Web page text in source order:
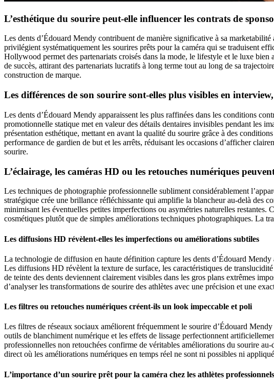
L’esthétique du sourire peut-elle influencer les contrats de
Les dents d’Édouard Mendy contribuent de manière significative à sa
privilégient systématiquement les sourires prêts pour la caméra qui se traduisent
Hollywood permet des partenariats croisés dans la mode, le lifestyle et le luxe
de succès, attirant des partenariats lucratifs à long terme tout au long de sa
construction de marque.
Les différences de son sourire sont-elles plus visibles en
Les dents d’Édouard Mendy apparaissent les plus raffinées dans les conditions
promotionnelle statique met en valeur des détails dentaires invisibles pendant les
présentation esthétique, mettant en avant la qualité du sourire grâce à des
performance de gardien de but et les arrêts, réduisant les occasions d’afficher
sourire.
L’éclairage, les caméras HD ou les retouches numériques
Les techniques de photographie professionnelle subliment considérablement
stratégique crée une brillance réfléchissante qui amplifie la blancheur au-delà des
minimisant les éventuelles petites imperfections ou asymétries naturelles
cosmétiques plutôt que de simples améliorations techniques photographiques. La
Les diffusions HD révèlent-elles les imperfections ou améliorations subtiles
La technologie de diffusion en haute définition capture les dents d’Édouard
Les diffusions HD révèlent la texture de surface, les caractéristiques de
de teinte des dents deviennent clairement visibles dans les gros plans extrêmes
d’analyser les transformations de sourire des athlètes avec une précision et une
Les filtres ou retouches numériques créent-ils un look impeccable et poli
Les filtres de réseaux sociaux améliorent fréquemment le sourire d’Édouard
outils de blanchiment numérique et les effets de lissage perfectionnent
professionnelles non retouchées confirme de véritables améliorations du sourire
direct où les améliorations numériques en temps réel ne sont ni possibles ni
L’importance d’un sourire prêt pour la caméra chez les athlètes professionnels